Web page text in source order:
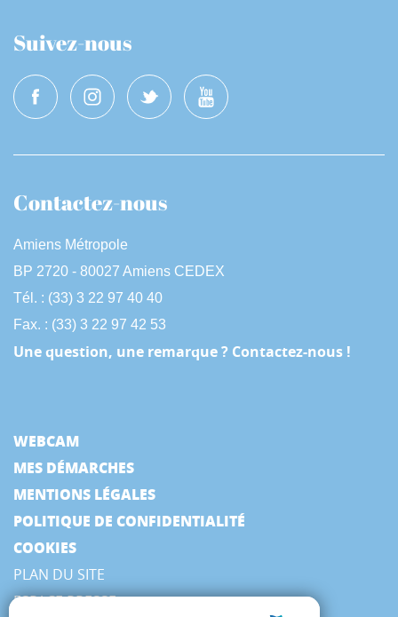
Suivez-nous
Contactez-nous
Amiens Métropole
BP 2720 - 80027 Amiens CEDEX
Tél. : (33) 3 22 97 40 40
Fax. : (33) 3 22 97 42 53
Une question, une remarque ? Contactez-nous !
WEBCAM
MES DÉMARCHES
MENTIONS LÉGALES
POLITIQUE DE CONFIDENTIALITÉ
COOKIES
PLAN DU SITE
ESPACE PRESSE